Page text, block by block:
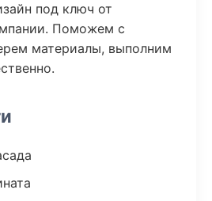
под ключ от
Поможем с
материалы, выполним